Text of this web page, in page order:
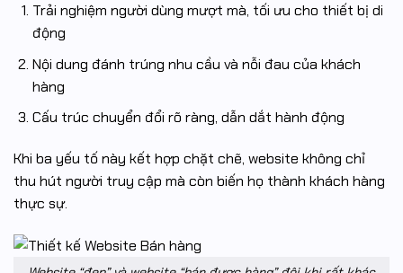
Trải nghiệm người dùng mượt mà, tối ưu cho thiết bị di
động
Nội dung đánh trúng nhu cầu và nỗi đau của khách
hàng
Cấu trúc chuyển đổi rõ ràng, dẫn dắt hành động
Khi ba yếu tố này kết hợp chặt chẽ, website không chỉ
thu hút người truy cập mà còn biến họ thành khách hàng
thực sự.